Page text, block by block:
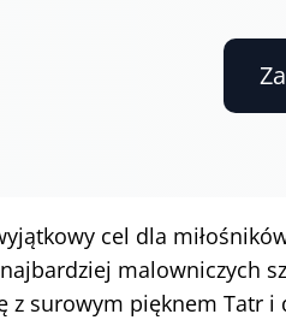
cel dla
malowniczych
surowym pięknem Tatr